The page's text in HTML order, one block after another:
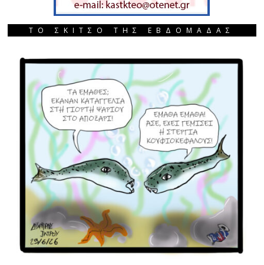
ΤΟ ΣΚΙΤΣΟ ΤΗΣ ΕΒΔΟΜΑΔΑΣ